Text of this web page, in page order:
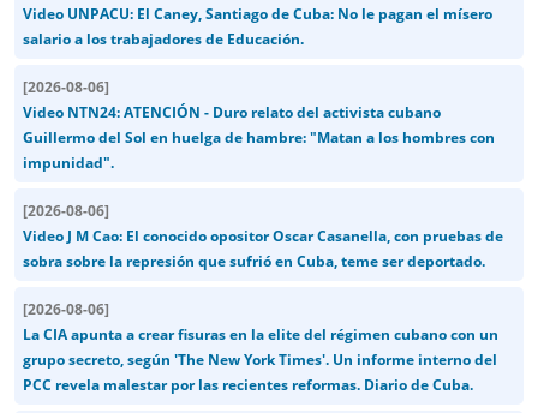
Video UNPACU: El Caney, Santiago de Cuba: No le pagan el mísero
salario a los trabajadores de Educación.
[2026-08-06]
Video NTN24: ATENCIÓN - Duro relato del activista cubano
Guillermo del Sol en huelga de hambre: "Matan a los hombres con
impunidad".
[2026-08-06]
Video J M Cao: El conocido opositor Oscar Casanella, con pruebas de
sobra sobre la represión que sufrió en Cuba, teme ser deportado.
[2026-08-06]
La CIA apunta a crear fisuras en la elite del régimen cubano con un
grupo secreto, según 'The New York Times'. Un informe interno del
PCC revela malestar por las recientes reformas. Diario de Cuba.